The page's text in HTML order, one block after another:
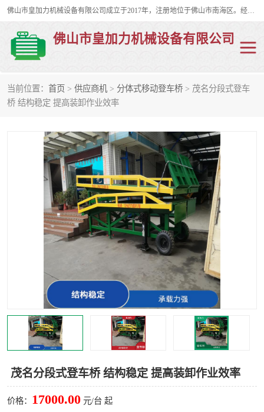
佛山市皇加力机械设备有限公司成立于2017年，注册地位于佛山市南海区。经营范围包括：其他机械设备及电子产品批发、电气设备批发、贸易代理、五金产品批发等；主要产品有：移动式登车桥、叉车装卸货平台、移动式升降机、升降货梯、油桶夹具、电动堆高车。
佛山市皇加力机械设备有限公司
当前位置： 首页 > 供应商机 > 分体式移动登车桥 > 茂名分段式登车
桥 结构稳定 提高装卸作业效率
茂名分段式登车桥 结构稳定 提高装卸作业效率
价格： 17000.00 元/台 起
移动式登车桥
步行式电动堆高车 移动登车台
叉车装卸货平台 电动搬运车
移动式升降平台 升降货梯
集装箱装柜平台 油桶夹具